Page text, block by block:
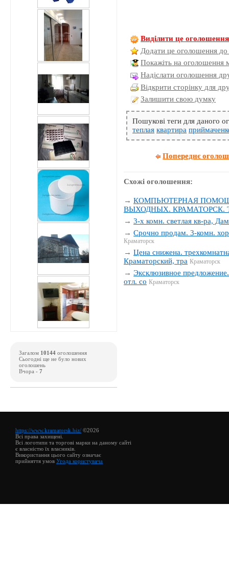
Виділити це оголошення
Додати це оголошення до
Покажіть на оголошення
Надіслати оголошення
Відкрити сторінку для
Залишити свою думку
Пошукові теги для даного
теплая квартира
Попереднє
Схожі оголошення:
→КОМПЬЮТЕРНАЯ
ВЫХОДНЫХ. КРАМАТОРСК.
→3-х комн. светлая кв-ра,
→Срочно продам. 3-комн.
Краматорск
→Цена снижена.
Краматорский, тра Краматорск
→Эксклюзивное
отл. со Краматорск
Загалом 10144 оголошення
Сьогодні ще не було нових
оголошень
Вчора - 7
https://www.kramatorsk.biz/ ©2026
Всі права захищені.
Всі логотипи та торгові марки на даному сайті
є власністю їх власників.
Використання цього сайту означає
прийняття умов Угода користувача